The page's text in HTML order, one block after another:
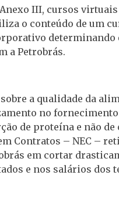
III, cursos
o conteúdo de um
a Petrobrás.
a qualidade da
no
de proteína e não
Contratos – NEC –
em cortar
e nos salários dos